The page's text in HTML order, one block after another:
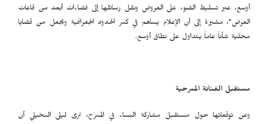
أوسع، عبر تسليط الضوء على العروض ونقل رسائلها إلى فضاءات أبعد من قاعات
العرض"، مشيرة إلى أن الإعلام يساهم في كسر الحدود الجغرافية ويجعل من قضايا
محلية شأناً عاماً يتداول على نطاق أوسع.
مستقبل الفنانة المسرحية
وعن توقعاتها حول مستقبل مشاركة النساء في المسرح، ترى ليلى النخيلي أن